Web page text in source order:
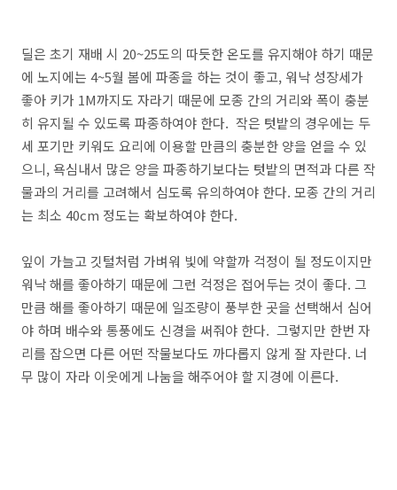
딜은 초기 재배 시 20~25도의 따듯한 온도를 유지해야 하기 때문
에 노지에는 4~5월 봄에 파종을 하는 것이 좋고, 워낙 성장세가
좋아 키가 1M까지도 자라기 때문에 모종 간의 거리와 폭이 충분
히 유지될 수 있도록 파종하여야 한다. 작은 텃밭의 경우에는 두
세 포기만 키워도 요리에 이용할 만큼의 충분한 양을 얻을 수 있
으니, 욕심내서 많은 양을 파종하기보다는 텃밭의 면적과 다른 작
물과의 거리를 고려해서 심도록 유의하여야 한다. 모종 간의 거리
는 최소 40cm 정도는 확보하여야 한다.
잎이 가늘고 깃털처럼 가벼워 빛에 약할까 걱정이 될 정도이지만
워낙 해를 좋아하기 때문에 그런 걱정은 접어두는 것이 좋다. 그
만큼 해를 좋아하기 때문에 일조량이 풍부한 곳을 선택해서 심어
야 하며 배수와 통풍에도 신경을 써줘야 한다. 그렇지만 한번 자
리를 잡으면 다른 어떤 작물보다도 까다롭지 않게 잘 자란다. 너
무 많이 자라 이웃에게 나눔을 해주어야 할 지경에 이른다.